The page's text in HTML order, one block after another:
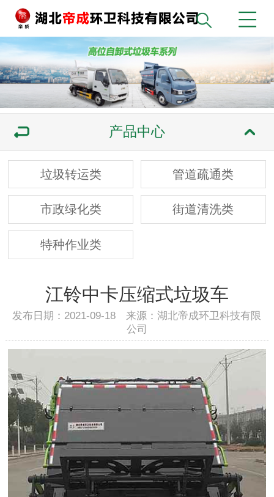
产品中心
垃圾转运类 管道疏通类
市政绿化类 街道清洗类
特种作业类
江铃中卡压缩式垃圾车
发布日期：2021-09-18 来源：湖北帝成环卫科技有限
公司